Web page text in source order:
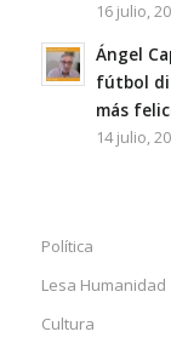
16 julio,
Ángel
fútbol
más
14 julio,
Política
Lesa Humanidad
Cultura